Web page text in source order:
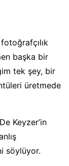
başka bir
tek şey, bir
üretmede
Keyzer’in
söylüyor.